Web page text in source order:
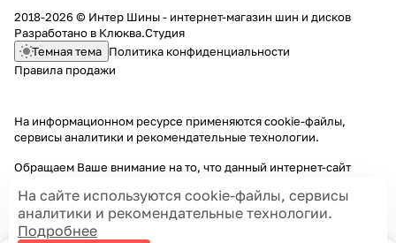
2018-2026 © Интер Шины - интернет-магазин шин и дисков
Разработано в Клюква.Студия
Темная тема Политика конфиденциальности
Правила продажи
На информационном ресурсе применяютсяcookie-файлы,
сервисы аналитики и рекомендательные технологии.
Обращаем Ваше внимание на то, что данный интернет-сайт
условиях информационные материалы и цены, размещенные на
сайте, не являются публичной офертой, определяемой
положениями Статей 435 и 437 Гражданского кодекса РФ.
На сайте используются cookie-файлы, сервисы
аналитики и рекомендательные технологии.
Подробнее